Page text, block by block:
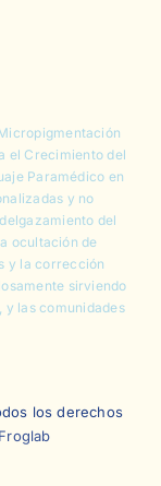
el Crecimiento del
Paramédico en
y no
del
ocultación de
y la corrección
sirviendo
y las comunidades
los derechos
Froglab